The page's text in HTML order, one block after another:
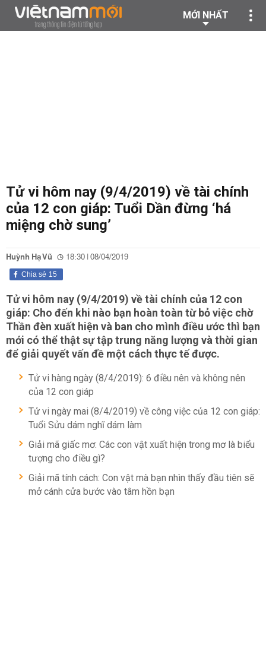
MỚI NHẤT
Tử vi hôm nay (9/4/2019) về tài chính
của 12 con giáp: Tuổi Dần đừng ‘há
miệng chờ sung’
Huỳnh Hạ Vũ 18:30 | 08/04/2019
15
Chia sẻ
Tử vi hôm nay (9/4/2019) về tài chính của 12 con
giáp: Cho đến khi nào bạn hoàn toàn từ bỏ việc chờ
Thần đèn xuất hiện và ban cho mình điều ước thì bạn
mới có thể thật sự tập trung năng lượng và thời gian
để giải quyết vấn đề một cách thực tế được.
Tử vi hàng ngày (8/4/2019): 6 điều nên và không nên
của 12 con giáp
Tử vi ngày mai (8/4/2019) về công việc của 12 con giáp:
Tuổi Sửu dám nghĩ dám làm
Giải mã giấc mơ: Các con vật xuất hiện trong mơ là biểu
tượng cho điều gì?
Giải mã tính cách: Con vật mà bạn nhìn thấy đầu tiên sẽ
mở cánh cửa bước vào tâm hồn bạn